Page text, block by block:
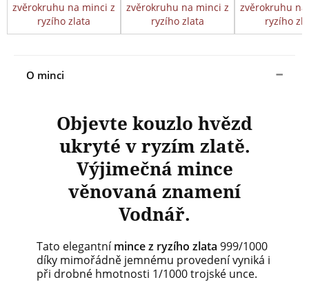
zvěrokruhu na minci z
ryzího zlata
zvěrokruhu na minci z
ryzího zlata
zvěrokruhu
ryzího
O minci
Objevte kouzlo hvězd
ukryté v ryzím zlatě.
Výjimečná mince
věnovaná znamení
Vodnář.
Tato elegantnímince z ryzího zlata 999/1000
díky mimořádně jemnému provedení vyniká i
při drobné hmotnosti 1/1000 trojské unce.